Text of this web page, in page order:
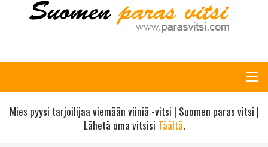
Mies pyysi tarjoilijaa viemään viiniä -vitsi | Suomen paras vitsi |
Lähetä oma vitsisi Täältä.